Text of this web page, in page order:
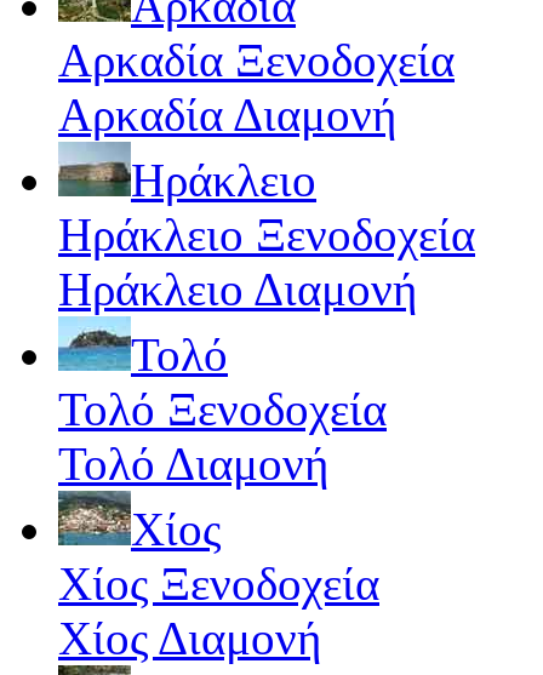
Αρκαδία Ξενοδοχεία
Αρκαδία Διαμονή
Ηράκλειο
Ηράκλειο Ξενοδοχεία
Ηράκλειο Διαμονή
Τολό
Τολό Ξενοδοχεία
Τολό Διαμονή
Χίος
Χίος Ξενοδοχεία
Χίος Διαμονή